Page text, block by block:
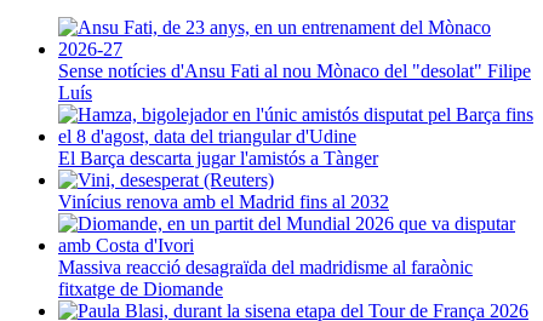
Sense notícies d'Ansu Fati al nou Mònaco del "desolat" Filipe
Luís
El Barça descarta jugar l'amistós a Tànger
Vinícius renova amb el Madrid fins al 2032
Massiva reacció desagraïda del madridisme al faraònic
fitxatge de Diomande